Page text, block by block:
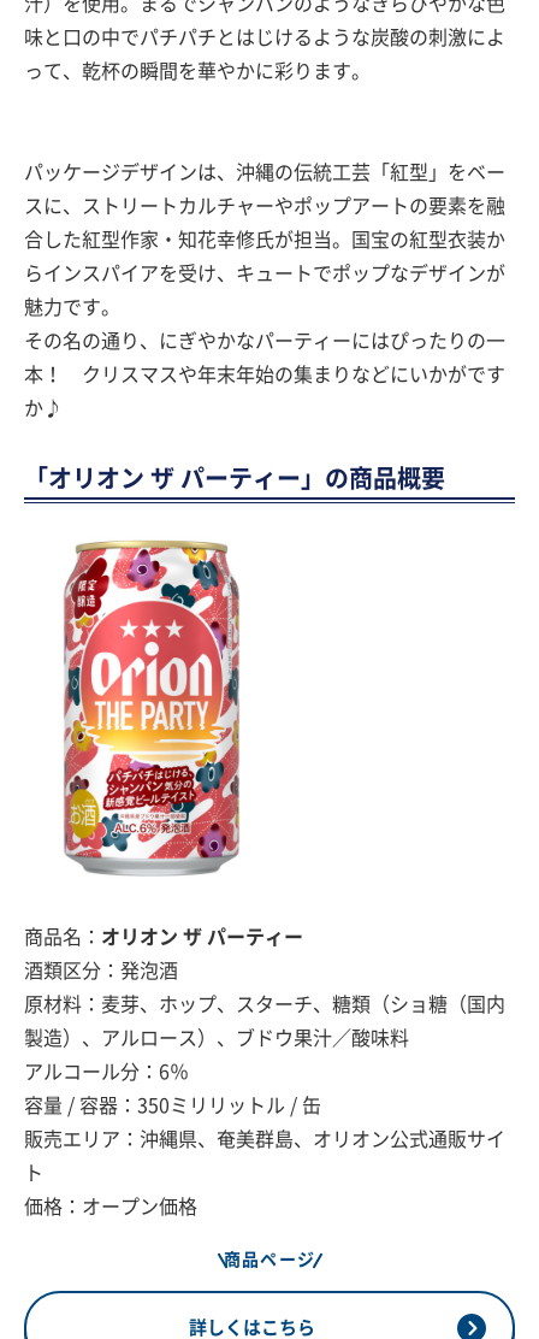
汁）を使用。まるでシャンパンのようなきらびやかな色
味と口の中でパチパチとはじけるような炭酸の刺激によ
って、乾杯の瞬間を華やかに彩ります。
パッケージデザインは、沖縄の伝統工芸「紅型」をベー
スに、ストリートカルチャーやポップアートの要素を融
合した紅型作家・知花幸修氏が担当。国宝の紅型衣装か
らインスパイアを受け、キュートでポップなデザインが
魅力です。
その名の通り、にぎやかなパーティーにはぴったりの一
本！ クリスマスや年末年始の集まりなどにいかがです
か♪
「オリオン ザ パーティー」の商品概要
商品名： オリオン ザ パーティー
酒類区分：発泡酒
原材料：麦芽、ホップ、スターチ、糖類（ショ糖（国内
製造）、アルロース）、ブドウ果汁／酸味料
アルコール分：6％
容量 / 容器：350ミリリットル / 缶
販売エリア：沖縄県、奄美群島、オリオン公式通販サイ
ト
価格：オープン価格
商品ページ
詳しくはこちら